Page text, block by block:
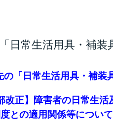
日常生活用具・補
の「日常生活用具・補装
改正】障害者の日常生
との適用関係等について